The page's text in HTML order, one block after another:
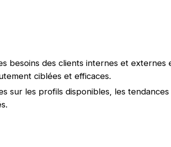
besoins des clients internes et externes
ciblées et efficaces.
sur les profils disponibles, les tendances